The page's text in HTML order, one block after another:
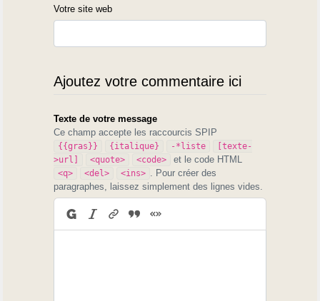
Votre site web
Ajoutez votre commentaire ici
Texte de votre message
Ce champ accepte les raccourcis SPIP
{{gras}} {italique} -*liste
[texte-
>url]
<quote> <code> et le code HTML
<q> <del> <ins>
. Pour créer des
paragraphes, laissez simplement des lignes vides.